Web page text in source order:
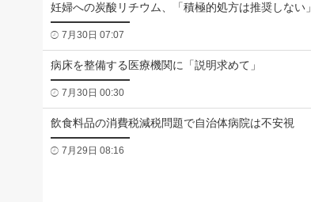
妊婦への炭酸リチウム、「積極的処方は推奨しない」
7月30日 07:07
病床を整備する医療機関に「説明求めて」
7月30日 00:30
飲食料品の消費税減税問題で自治体病院は不安視
7月29日 08:16